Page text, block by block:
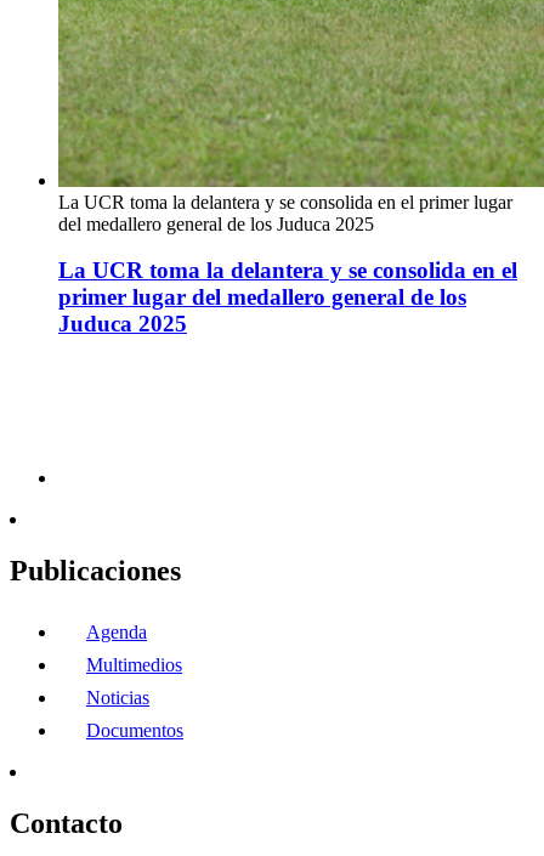
La UCR toma la delantera y se consolida en el primer lugar
del medallero general de los Juduca 2025
La UCR toma la delantera y se consolida en el
primer lugar del medallero general de los
Juduca 2025
Publicaciones
Agenda
Multimedios
Noticias
Documentos
Contacto